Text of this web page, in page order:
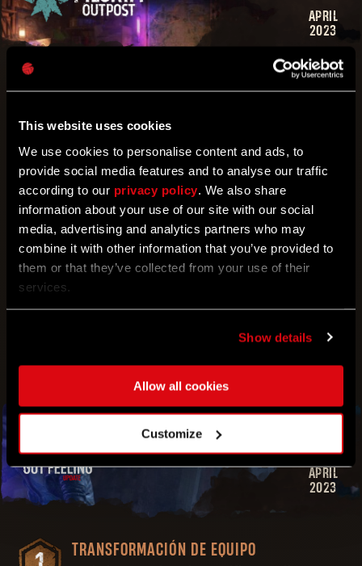
This website uses cookies
We use cookies to personalise content and ads, to
provide social media features and to analyse our traffic
according to our privacy policy . We also share
information about your use of our site with our social
media, advertising and analytics partners who may
combine it with other information that you’ve provided to
them or that they’ve collected from your use of their
services.
Show details
Allow all cookies
Customize
APRIL
2023
CONTRATOS DE PEREGRINO
Activa contratos y complétalos en el juego
LA ARMERÍA
¡Obtén equipo, atuendos únicos y mucho más!
FICHAS DE PEREGRINO
Una nueva moneda que obtener
PUNTOS DE REPUTACIÓN DE PEREGRINO
Conviértete en el peregrino más fuerte de las
APRIL
2023
TRANSFORMACIÓN DE EQUIPO